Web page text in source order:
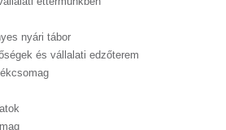
nyári tábor
és vállalati edzőterem